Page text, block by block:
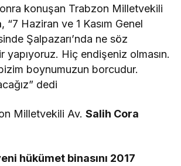
konuşan Trabzon Milletvekili
, “7 Haziran ve 1 Kasım Genel
Şalpazarı’nda ne söz
yapıyoruz. Hiç endişeniz olmasın.
boynumuzun borcudur.
dedi
Milletvekili Av.Salih Cora
hükümet binasını 2017